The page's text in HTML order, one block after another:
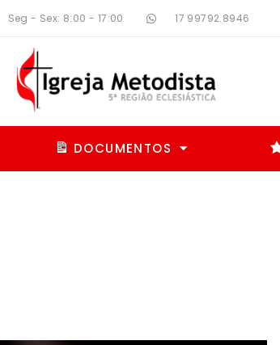
Seg - Sex: 8:00 - 17:00 17 99792.8946
DOCUMENTOS